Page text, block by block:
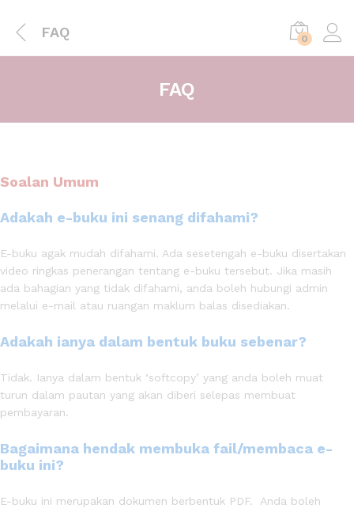
FAQ 0
FAQ
Soalan Umum
Adakah e-buku ini senang difahami?
E-buku agak mudah difahami. Ada sesetengah e-buku disertakan
video ringkas penerangan tentang e-buku tersebut. Jika masih
ada bahagian yang tidak difahami, anda boleh hubungi admin
melalui e-mail atau ruangan maklum balas disediakan.
Adakah ianya dalam bentuk buku sebenar?
Tidak. Ianya dalam bentuk ‘softcopy’ yang anda boleh muat
turun dalam pautan yang akan diberi selepas membuat
pembayaran.
Bagaimana hendak membuka fail/membaca e-
buku ini?
E-buku ini merupakan dokumen berbentuk PDF. Anda boleh